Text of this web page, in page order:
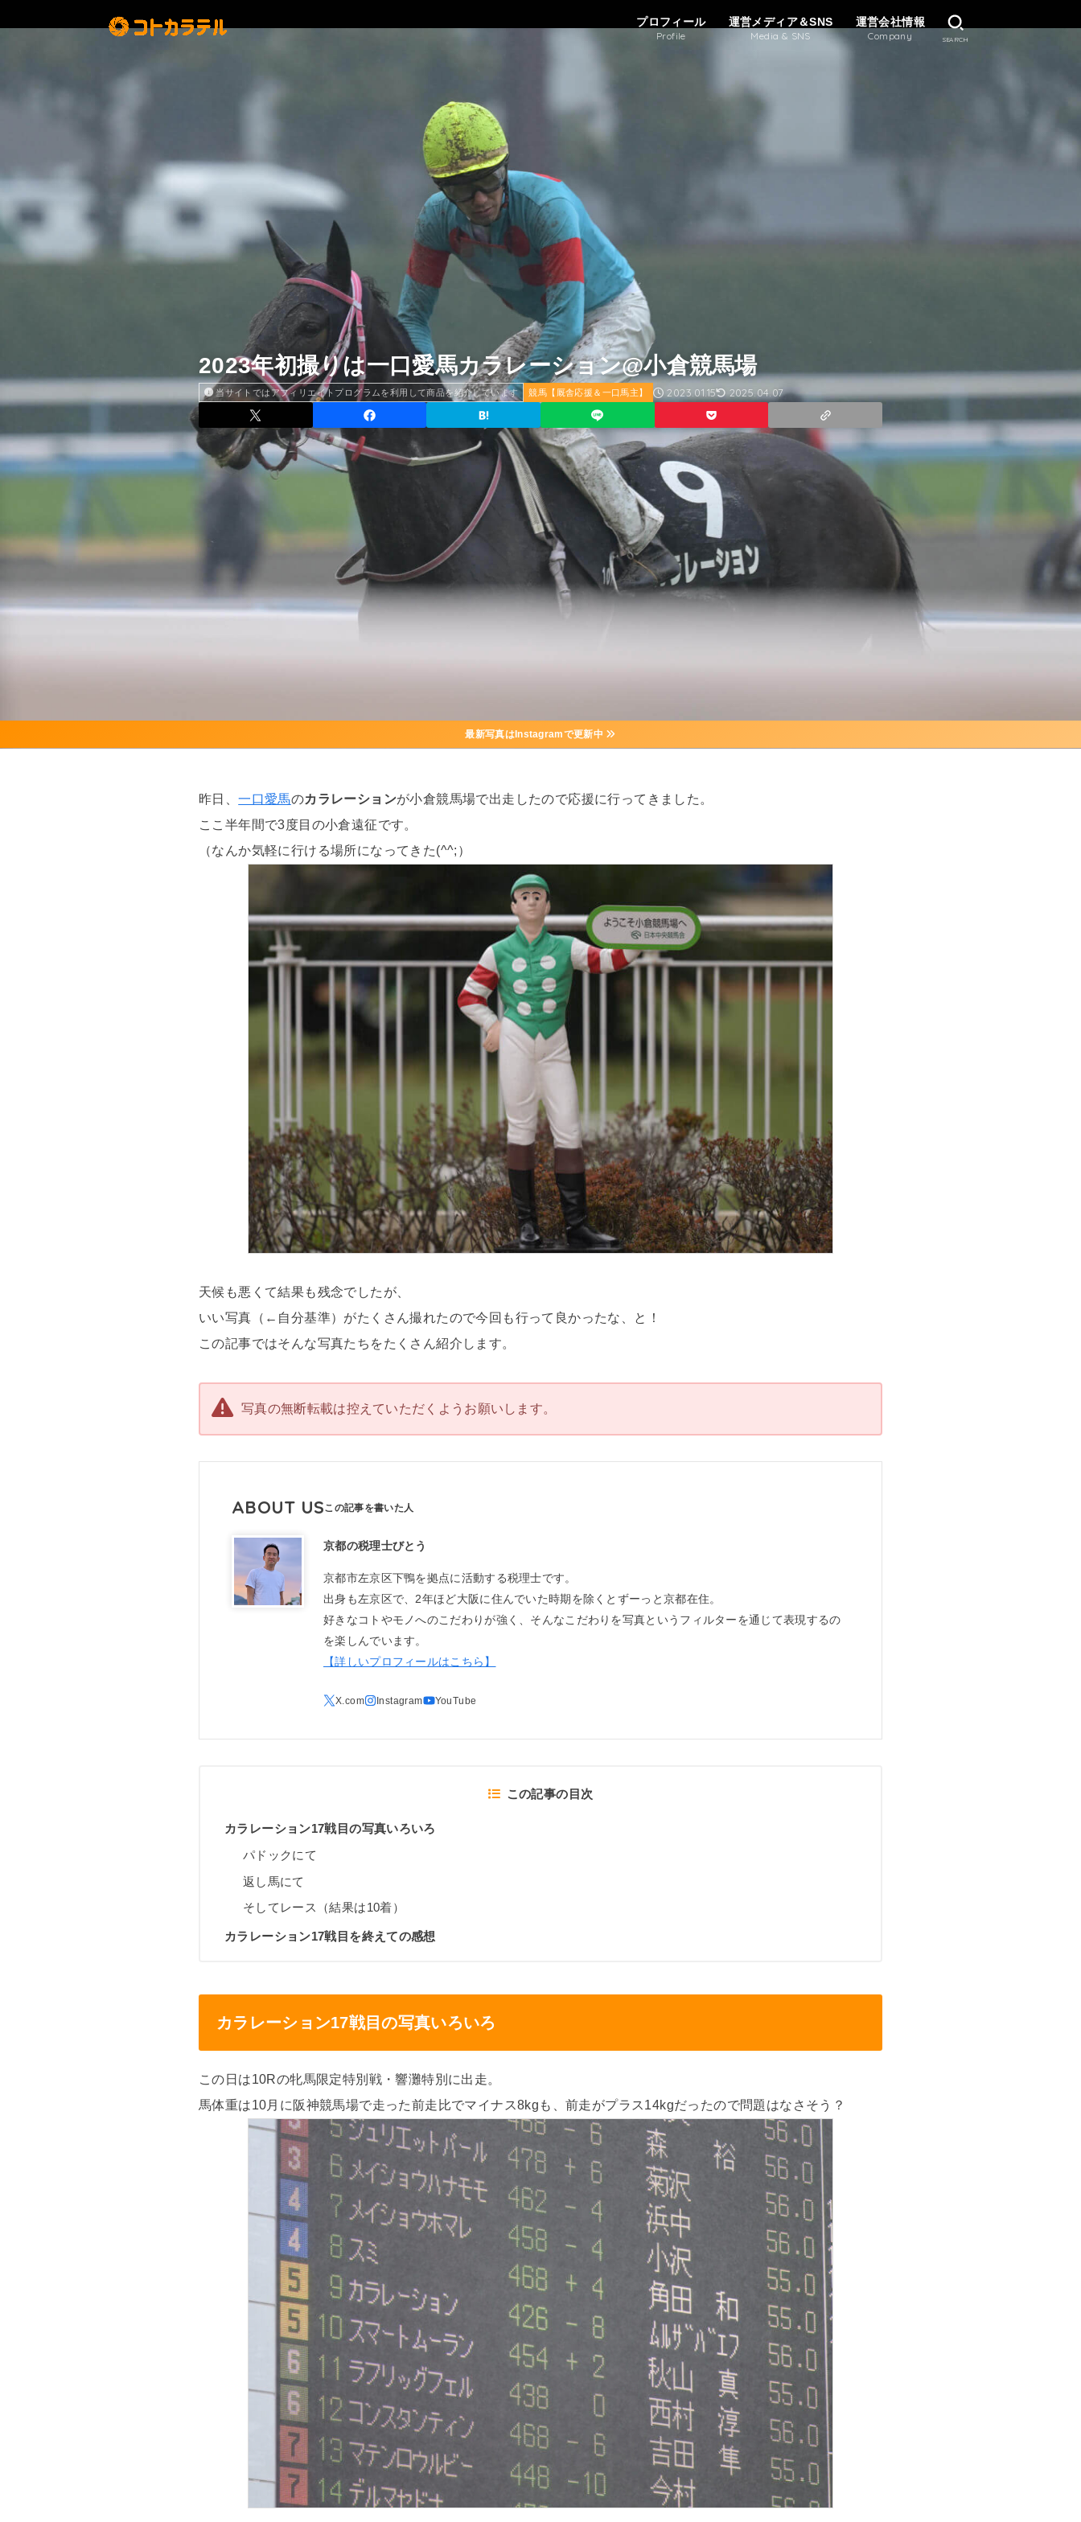
プロフィール
Profile
運営メディア＆SNS
Media & SNS
運営会社情報
Company SEARCH
2023年初撮りは一口愛馬カラレーション@小倉競馬場
当サイトではアフィリエイトプログラムを利用して商品を紹介しています 競馬【厩舎応援＆一口馬主】 2023.01.15 2025.04.07
最新写真はInstagramで更新中
昨日、一口愛馬のカラレーションが小倉競馬場で出走したので応援に行ってきました。
ここ半年間で3度目の小倉遠征です。
（なんか気軽に行ける場所になってきた(^^;）
天候も悪くて結果も残念でしたが、
いい写真（←自分基準）がたくさん撮れたので今回も行って良かったな、と！
この記事ではそんな写真たちをたくさん紹介します。
写真の無断転載は控えていただくようお願いします。
ABOUT US
京都の税理士びとう
京都市左京区下鴨を拠点に活動する税理士です。
出身も左京区で、2年ほど大阪に住んでいた時期を除くとずーっと京都在住。
好きなコトやモノへのこだわりが強く、そんなこだわりを写真というフィルターを通じて表現するの
を楽しんでいます。
【詳しいプロフィールはこちら】
この記事の目次
カラレーション17戦目の写真いろいろ
パドックにて
返し馬にて
そしてレース（結果は10着）
カラレーション17戦目を終えての感想
カラレーション17戦目の写真いろいろ
この日は10Rの牝馬限定特別戦・響灘特別に出走。
馬体重は10月に阪神競馬場で走った前走比でマイナス8kgも、前走がプラス14kgだったので問題はなさそう？